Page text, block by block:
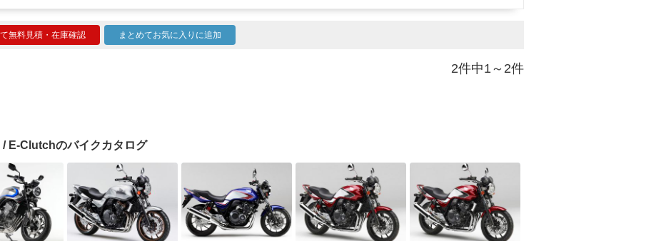
無料見積・在庫確認 まとめてお気に入りに追加
2件中1～2件
E-Clutchのバイクカタログ